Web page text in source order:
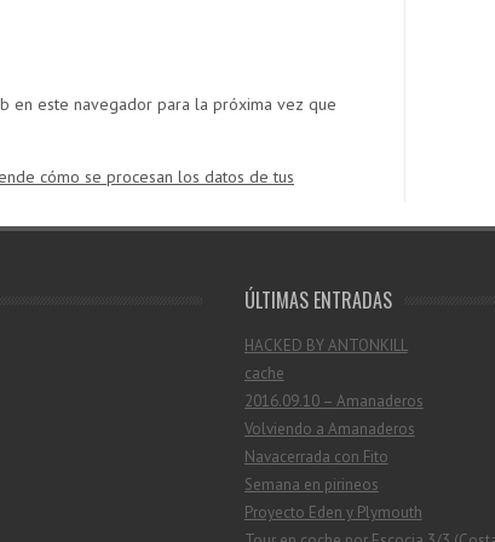
en este navegador para la próxima vez que
cómo se procesan los datos de tus
ÚLTIMAS ENTRADAS
HACKED BY ANTONKILL
cache
2016.09.10 – Amanaderos
Volviendo a Amanaderos
Navacerrada con Fito
Semana en pirineos
Proyecto Eden y Plymouth